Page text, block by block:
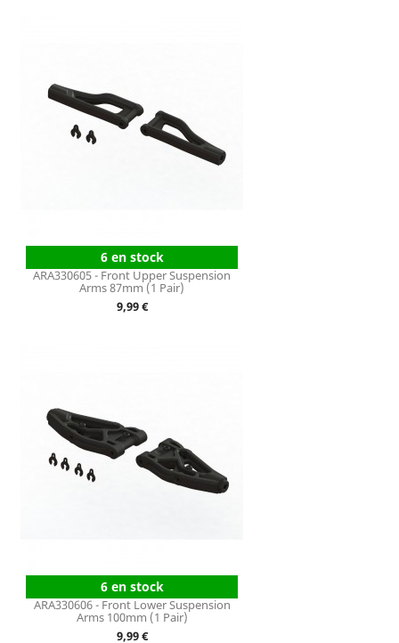
6 en stock
ARA330605 - Front Upper Suspension
Arms 87mm (1 Pair)
Prix
9,99 €
6 en stock
ARA330606 - Front Lower Suspension
Arms 100mm (1 Pair)
Prix
9,99 €